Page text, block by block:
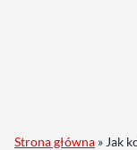
Strona główna » Jak